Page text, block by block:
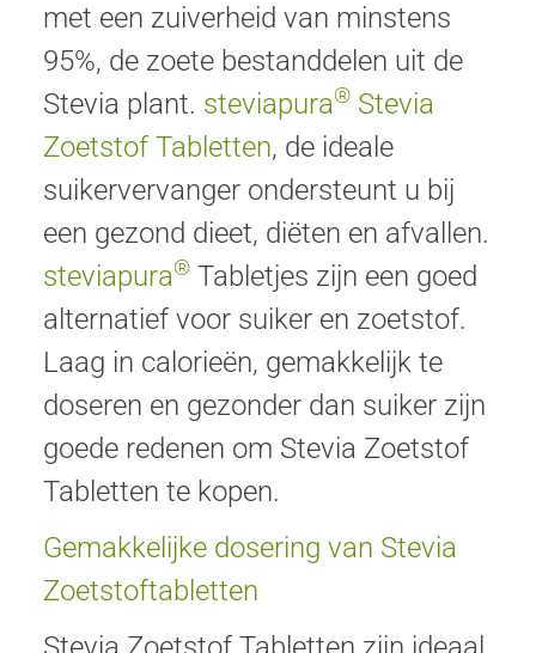
met een zuiverheid van minstens
95%, de zoete bestanddelen uit de
Stevia plant. steviapura® Stevia
Zoetstof Tabletten, de ideale
suikervervanger ondersteunt u bij
een gezond dieet, diëten en afvallen.
steviapura® Tabletjes zijn een goed
alternatief voor suiker en zoetstof.
Laag in calorieën, gemakkelijk te
doseren en gezonder dan suiker zijn
goede redenen om Stevia Zoetstof
Tabletten te kopen.
Gemakkelijke dosering van Stevia
Zoetstoftabletten